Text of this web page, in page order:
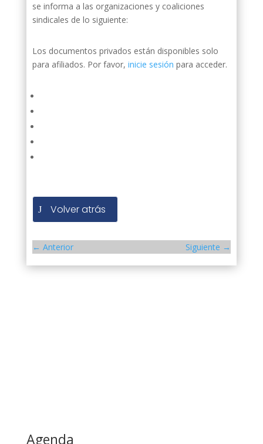
se informa a las organizaciones y coaliciones
sindicales de lo siguiente:
Los documentos privados están disponibles solo
para afiliados. Por favor, inicie sesión para acceder.
Volver atrás
← Anterior Siguiente →
Agenda